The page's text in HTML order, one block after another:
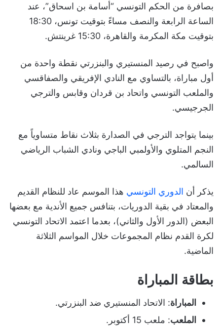
بصافرة من الحكم التونسي “أسامة بن اسحاق”، عند
الساعة الرابعة والنصف مساءً بتوقيت تونس، 18:30
بتوقيت مكة المكرمة والقاهرة، 15:30 غرينتش.
واصبح في رصيد المنستيري والبنزرتي نقطة واحدة من
أول مباراة، بالتساوي مع النادي الإفريقي والصفاقسي
والملعب التونسي واتحاد بن قردان وقابس والترجي
الجرجيسي.
بينما يتواجد الترجي في الصدارة بثلاث نقاط متساوياً مع
النجم المتلوي والأولمبي الباجي ونادي الشباب الرياضي
السالمي.
يذكر أن الدوري التونسي هذا الموسم عاد للنظام القديم
والمعتاد في بقية الدوريات، بتنافس جميع الأندية مع بعضها
البعض (الدور الأول والثاني)، بعدما اعتمد الاتحاد التونسي
لكرة القدم نظام المجموعات خلال المواسم الثلاثة
الماضية.
بطاقة المباراة
المباراة: الاتحاد المنستيري ضد البنزرتي.
الملعب: ملعب 15 أكتوبر.